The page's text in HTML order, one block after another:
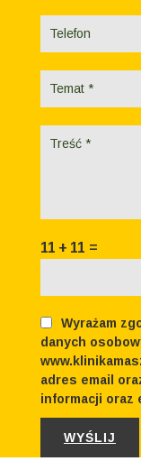
11 + 11 =
Wyrażam
danych
adres email
informacji oraz